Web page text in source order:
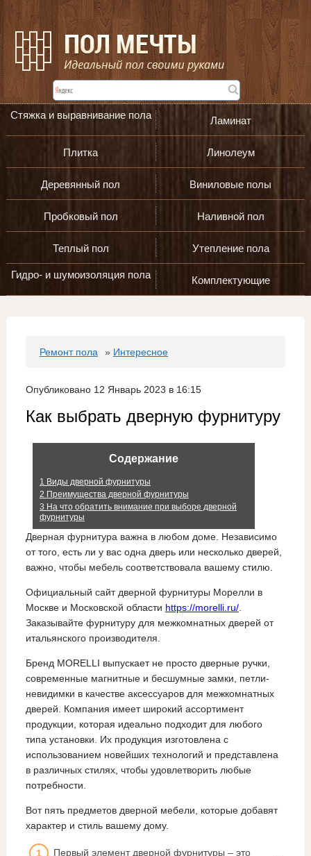
Стяжка и выравнивание пола Ламинат
Плитка Линолеум
Деревянный пол Виниловые полы
Пробковый пол Наливной пол
Теплый пол Утепление пола
Гидро- и шумоизоляция пола Комплектующие
Ремонт пола » Интересное
Опубликовано 12 Январь 2023 в 16:15
Как выбрать дверную фурнитуру
Содержание
1 Виды дверной фурнитуры
2 Преимущества дверной фурнитуры
3 На что обратить внимание при выборе дверной
фурнитуры
Дверная фурнитура важна в любом доме. Независимо
от того, есть ли у вас одна дверь или несколько дверей,
важно, чтобы мебель соответствовала вашему стилю.
Официальный сайт дверной фурнитуры Морелли в
Москве и Московской области https://morelli.ru/.
Заказывайте фурнитуру для межкомнатных дверей от
итальянского производителя.
Бренд MORELLI выпускает не просто дверные ручки,
современные магнитные и бесшумные замки, петли-
невидимки в качестве аксессуаров для межкомнатных
дверей. Компания имеет широкий ассортимент
продукции, которая идеально подходит для любого
типа установки. Их продукция изготовлена с
использованием новейших технологий и представлена
в различных стилях, чтобы удовлетворить любые
потребности.
Вот пять предметов дверной мебели, которые добавят
характер и стиль вашему дому.
Первый элемент дверной фурнитуры – это